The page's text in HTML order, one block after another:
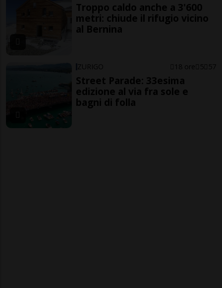
Troppo caldo anche a 3'600
metri: chiude il rifugio vicino
al Bernina
ZURIGO 18 ore 5 57
Street Parade: 33esima
edizione al via fra sole e
bagni di folla